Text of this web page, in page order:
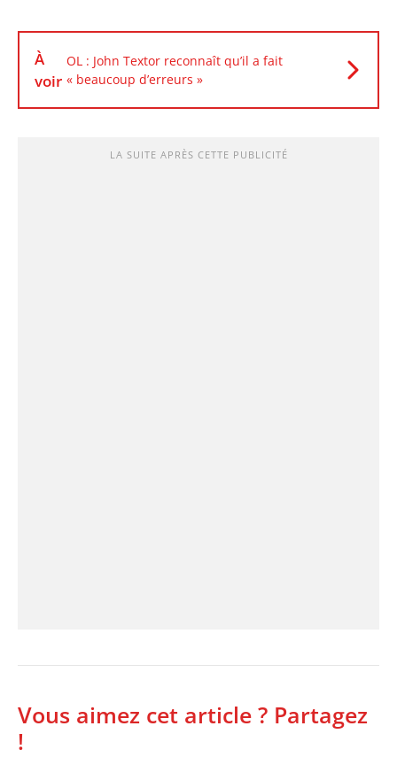
À
voir
OL : John Textor reconnaît qu’il a fait
« beaucoup d’erreurs »
LA SUITE APRÈS CETTE PUBLICITÉ
Vous aimez cet article ? Partagez
!